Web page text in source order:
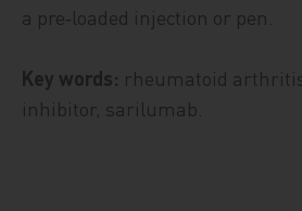
a pre‑loaded injection or pen.
Key words: rheumatoid
inhibitor, sarilumab.